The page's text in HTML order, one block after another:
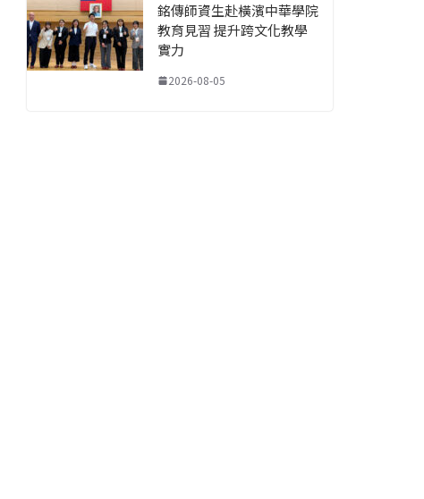
銘傳師資生赴橫濱中華學院
教育見習 提升跨文化教學
實力
2026-08-05